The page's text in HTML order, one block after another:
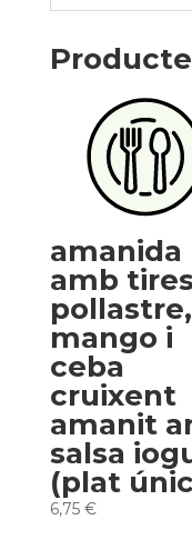
amanida
amb
pollastre,
mango i
ceba
cruixent
amanit
salsa
(plat
6,75 €